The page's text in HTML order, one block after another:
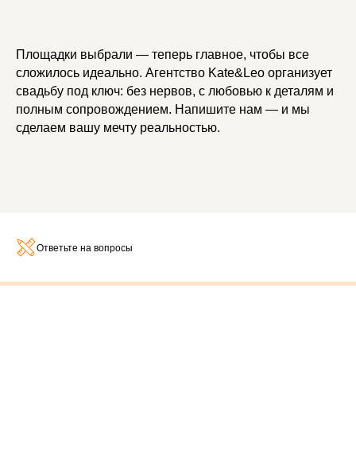
Площадки выбрали — теперь главное, чтобы все
сложилось идеально. Агентство Kate&Leo организует
свадьбу под ключ: без нервов, с любовью к деталям и
полным сопровождением. Напишите нам — и мы
сделаем вашу мечту реальностью.
Ответьте на вопросы